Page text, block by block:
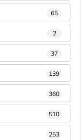
65
2
37
139
360
510
253